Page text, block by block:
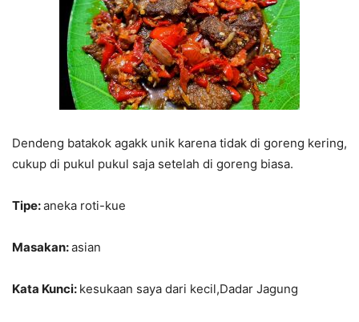
Dendeng batakok agakk unik karena tidak di goreng kering,
cukup di pukul pukul saja setelah di goreng biasa.
Tipe:aneka roti-kue
Masakan:asian
Kata Kunci: kesukaan saya dari kecil,Dadar Jagung